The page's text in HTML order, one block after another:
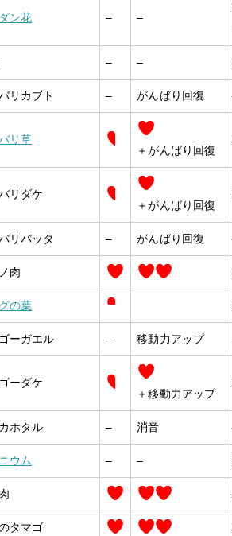
ン花 – –
– –
リカブト – がんばり回復
リ草
＋がんばり回復
リダケ
＋がんばり回復
リバッタ – がんばり回復
肉
の葉
ーガエル – 移動力アップ
ーダケ
＋移動力アップ
ホタル – 消音
ウム – –
タマゴ